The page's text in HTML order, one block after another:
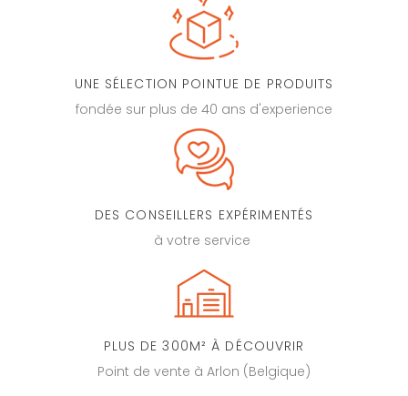
UNE SÉLECTION POINTUE DE PRODUITS
fondée sur plus de 40 ans d'experience
DES CONSEILLERS EXPÉRIMENTÉS
à votre service
PLUS DE 300M² À DÉCOUVRIR
Point de vente à Arlon (Belgique)